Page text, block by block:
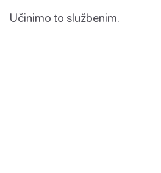
Učinimo to službenim.